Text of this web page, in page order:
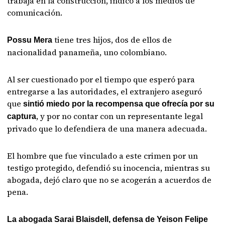
comunicación.
Possu Meratiene tres hijos, dos de ellos de
nacionalidad panameña, uno colombiano.
Al ser cuestionado por el tiempo que esperó para
entregarse a las autoridades, el extranjero aseguró
quesintió miedo por la recompensa que ofrecía por su
captura, y por no contar con un representante legal
privado que lo defendiera de una manera adecuada.
El hombre que fue vinculado a este crimen por un
testigo protegido, defendió su inocencia, mientras su
abogada, dejó claro que no se acogerán a acuerdos de
pena.
La abogada Sarai Blaisdell, defensa de Yeison Felipe